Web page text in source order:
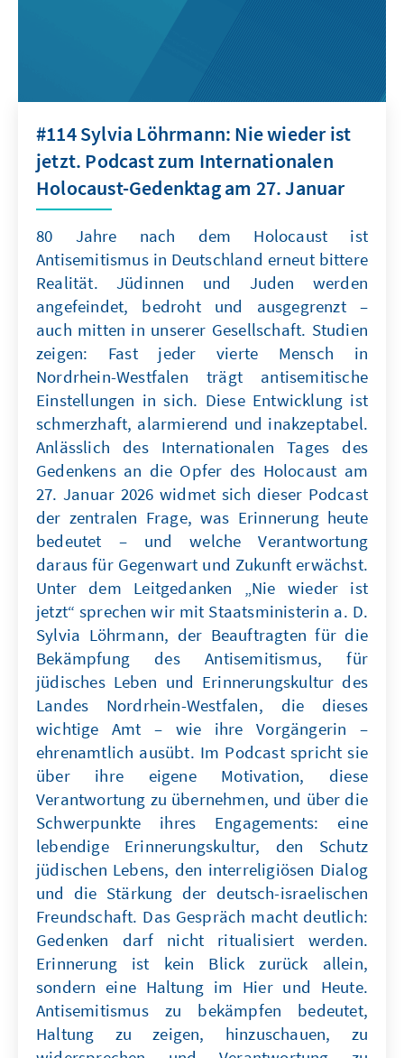
#114 Sylvia Löhrmann: Nie wieder ist
jetzt. Podcast zum Internationalen
Holocaust-Gedenktag am 27. Januar
80 Jahre nach dem Holocaust ist
Antisemitismus in Deutschland erneut bittere
Realität. Jüdinnen und Juden werden
angefeindet, bedroht und ausgegrenzt –
auch mitten in unserer Gesellschaft. Studien
zeigen: Fast jeder vierte Mensch in
Nordrhein-Westfalen trägt antisemitische
Einstellungen in sich. Diese Entwicklung ist
schmerzhaft, alarmierend und inakzeptabel.
Anlässlich des Internationalen Tages des
Gedenkens an die Opfer des Holocaust am
27. Januar 2026 widmet sich dieser Podcast
der zentralen Frage, was Erinnerung heute
bedeutet – und welche Verantwortung
daraus für Gegenwart und Zukunft erwächst.
Unter dem Leitgedanken „Nie wieder ist
jetzt“ sprechen wir mit Staatsministerin a. D.
Sylvia Löhrmann, der Beauftragten für die
Bekämpfung des Antisemitismus, für
jüdisches Leben und Erinnerungskultur des
Landes Nordrhein-Westfalen, die dieses
wichtige Amt – wie ihre Vorgängerin –
ehrenamtlich ausübt. Im Podcast spricht sie
über ihre eigene Motivation, diese
Verantwortung zu übernehmen, und über die
Schwerpunkte ihres Engagements: eine
lebendige Erinnerungskultur, den Schutz
jüdischen Lebens, den interreligiösen Dialog
und die Stärkung der deutsch-israelischen
Freundschaft. Das Gespräch macht deutlich:
Gedenken darf nicht ritualisiert werden.
Erinnerung ist kein Blick zurück allein,
sondern eine Haltung im Hier und Heute.
Antisemitismus zu bekämpfen bedeutet,
Haltung zu zeigen, hinzuschauen, zu